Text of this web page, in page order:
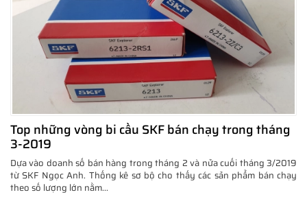
Top những vòng bi cầu SKF bán chạy trong tháng
3-2019
Dựa vào doanh số bán hàng trong tháng 2 và nửa cuối tháng 3/2019
từ SKF Ngọc Anh. Thống kê sơ bộ cho thấy các sản phẩm bán chạy
theo số lượng lớn nằm...